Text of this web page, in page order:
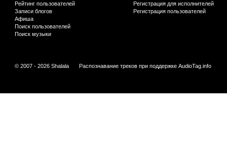
Рейтинг пользователей
Записи блогов
Афиша
Поиск пользователей
Поиск музыки
Регистрация для исполнителей
Регистрация пользователей
© 2007 - 2026 Shalala Распознавание треков при поддержке AudioTag.info